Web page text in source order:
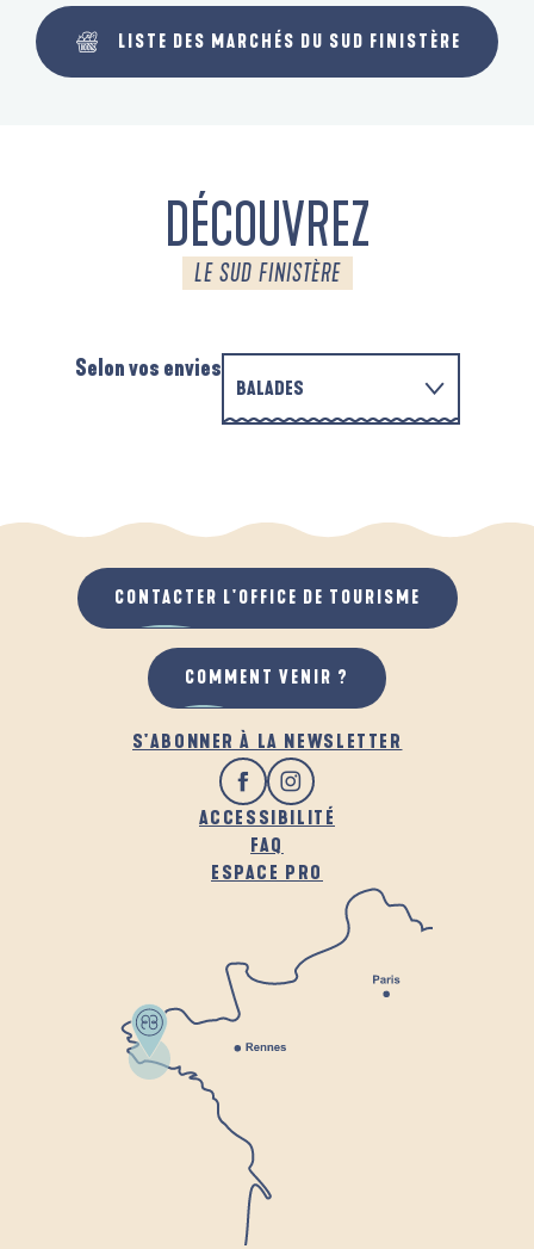
LISTE DES MARCHÉS DU SUD FINISTÈRE
DÉCOUVREZ
LE SUD FINISTÈRE
Selon vos envies
BALADES
QUAND IL PLEUT
AU GRAND AIR
PARCOURS D'INTERPRÉTATION DE L'ANSE
S'ABONNER À LA NEWSLETTER
ACCESSIBILITÉ
FAQ
ESPACE PRO
CONTACTER L'OFFICE DE TOURISME
COMMENT VENIR ?